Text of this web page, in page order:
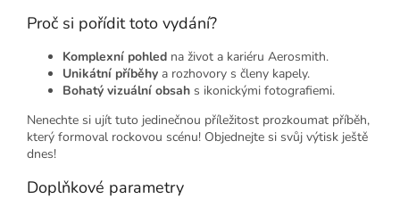
Proč si pořídit toto vydání?
Komplexní pohled na život a kariéru Aerosmith.
Unikátní příběhy a rozhovory s členy kapely.
Bohatý vizuální obsah s ikonickými fotografiemi.
Nenechte si ujít tuto jedinečnou příležitost prozkoumat příběh,
který formoval rockovou scénu! Objednejte si svůj výtisk ještě
dnes!
Doplňkové parametry